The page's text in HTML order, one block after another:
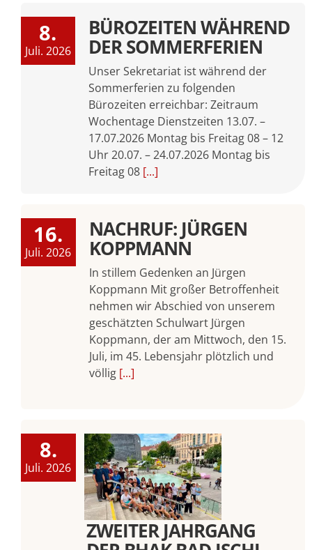
8.
Juli. 2026
BÜROZEITEN WÄHREND
DER SOMMERFERIEN
Unser Sekretariat ist während der
Sommerferien zu folgenden
Bürozeiten erreichbar: Zeitraum
Wochentage Dienstzeiten 13.07. –
17.07.2026 Montag bis Freitag 08 – 12
Uhr 20.07. – 24.07.2026 Montag bis
Freitag 08[...]
16.
Juli. 2026
NACHRUF: JÜRGEN
KOPPMANN
In stillem Gedenken an Jürgen
Koppmann Mit großer Betroffenheit
nehmen wir Abschied von unserem
geschätzten Schulwart Jürgen
Koppmann, der am Mittwoch, den 15.
Juli, im 45. Lebensjahr plötzlich und
völlig [...]
8.
Juli. 2026
ZWEITER JAHRGANG